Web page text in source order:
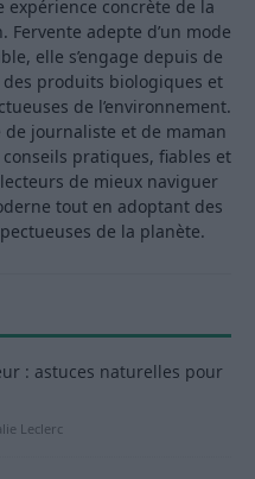
concrète de la
adepte d’un mode
elle s’engage depuis de
produits biologiques et
de l’environnement.
de journaliste et de maman
pratiques, fiables et
de mieux naviguer
tout en adoptant des
de la planète.
: astuces naturelles pour
Leclerc